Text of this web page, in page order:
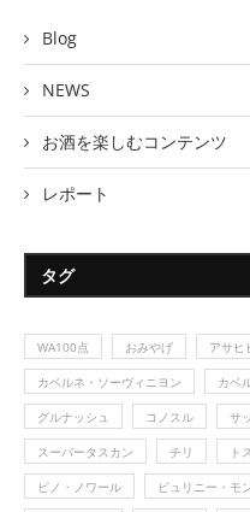
Blog
NEWS
お酒を楽しむコンテンツ
レポート
タグ
WA100点 おみやげ アサヒ
カベルネ・ソーヴィニヨン カベ
グルナッシュ コノスル サ
スーパータスカン チリ ト
ピノ・ノワール ピュリニー・モ